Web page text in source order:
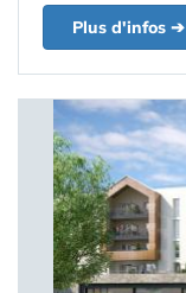
Plus d'infos ➔